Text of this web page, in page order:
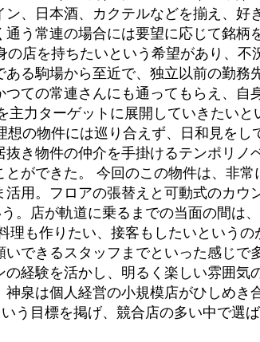
ン、日本酒、カクテルなどを揃え、好
う常連の場合には要望に応じて銘柄
の店を持ちたいという希望があり、
る駒場から至近で、独立以前の勤務
ての常連さんにも通ってもらえ、自
主力ターゲットに展開していきたい
想の物件には巡り合えず、日和見を
抜き物件の仲介を手掛けるテンポリノ
ができた。 今回のこの物件は、非
用。フロアの張替えと可動式のカウ
。店が軌道に乗るまでの当面の間は
理も作りたい、接客もしたいという
できるスタッフまでといった感じで
経験を活かし、明るく楽しい雰囲気
泉は個人経営の小規模店がひしめき
う目標を掲げ、競合店の多い中で選